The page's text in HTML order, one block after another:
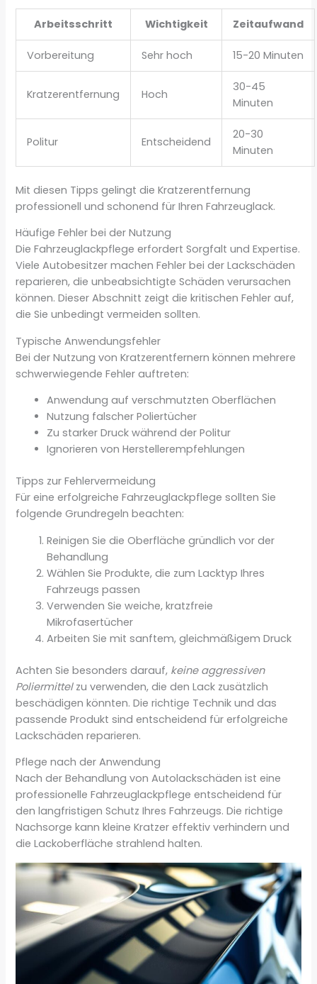
Arbeitsschritt Wichtigkeit Zeitaufwand
Vorbereitung Sehr hoch 15-20 Minuten
Kratzerentfernung Hoch
30-45
Minuten
Politur Entscheidend
20-30
Minuten
Mit diesen Tipps gelingt die Kratzerentfernung
professionell und schonend für Ihren Fahrzeuglack.
Häufige Fehler bei der Nutzung
Die Fahrzeuglackpflege erfordert Sorgfalt und Expertise.
Viele Autobesitzer machen Fehler bei der Lackschäden
reparieren, die unbeabsichtigte Schäden verursachen
können. Dieser Abschnitt zeigt die kritischen Fehler auf,
die Sie unbedingt vermeiden sollten.
Typische Anwendungsfehler
Bei der Nutzung von Kratzerentfernern können mehrere
schwerwiegende Fehler auftreten:
Anwendung auf verschmutzten Oberflächen
Nutzung falscher Poliertücher
Zu starker Druck während der Politur
Ignorieren von Herstellerempfehlungen
Tipps zur Fehlervermeidung
Für eine erfolgreiche Fahrzeuglackpflege sollten Sie
folgende Grundregeln beachten:
Reinigen Sie die Oberfläche gründlich vor der
Behandlung
Wählen Sie Produkte, die zum Lacktyp Ihres
Fahrzeugs passen
Verwenden Sie weiche, kratzfreie
Mikrofasertücher
Arbeiten Sie mit sanftem, gleichmäßigem Druck
Achten Sie besonders darauf, keine aggressiven
Poliermittelzu verwenden, die den Lack zusätzlich
beschädigen könnten. Die richtige Technik und das
passende Produkt sind entscheidend für erfolgreiche
Lackschäden reparieren.
Pflege nach der Anwendung
Nach der Behandlung von Autolackschäden ist eine
professionelle Fahrzeuglackpflege entscheidend für
den langfristigen Schutz Ihres Fahrzeugs. Die richtige
Nachsorge kann kleine Kratzer effektiv verhindern und
die Lackoberfläche strahlend halten.